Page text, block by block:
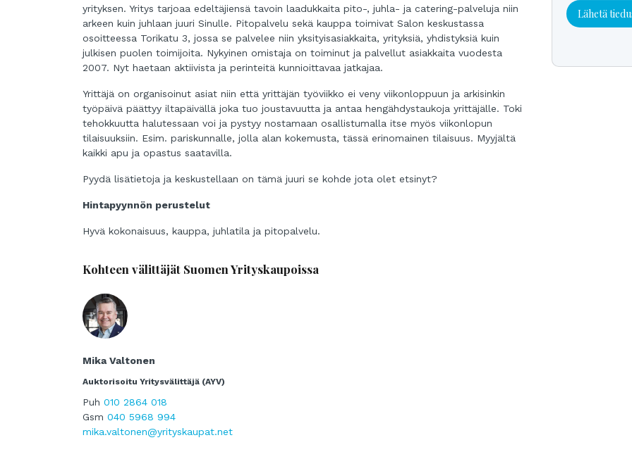
yrityksen. Yritys tarjoaa edeltäjiensä tavoin laadukkaita pito-, juhla- ja catering-palveluja niin
arkeen kuin juhlaan juuri Sinulle. Pitopalvelu sekä kauppa toimivat Salon keskustassa
osoitteessa Torikatu 3, jossa se palvelee niin yksityisasiakkaita, yrityksiä, yhdistyksiä kuin
julkisen puolen toimijoita. Nykyinen omistaja on toiminut ja palvellut asiakkaita vuodesta
2007. Nyt haetaan aktiivista ja perinteitä kunnioittavaa jatkajaa.
Yrittäjä on organisoinut asiat niin että yrittäjän työviikko ei veny viikonloppuun ja arkisinkin
työpäivä päättyy iltapäivällä joka tuo joustavuutta ja antaa hengähdystaukoja yrittäjälle. Toki
tehokkuutta halutessaan voi ja pystyy nostamaan osallistumalla itse myös viikonlopun
tilaisuuksiin. Esim. pariskunnalle, jolla alan kokemusta, tässä erinomainen tilaisuus. Myyjältä
kaikki apu ja opastus saatavilla.
Pyydä lisätietoja ja keskustellaan on tämä juuri se kohde jota olet etsinyt?
Hintapyynnön perustelut
Hyvä kokonaisuus, kauppa, juhlatila ja pitopalvelu.
Lähetä
Kohteen välittäjät Suomen Yrityskaupoissa
Mika Valtonen
Auktorisoitu Yritysvälittäjä (AYV)
Puh 010 2864 018
Gsm 040 5968 994
mika.valtonen@yrityskaupat.net